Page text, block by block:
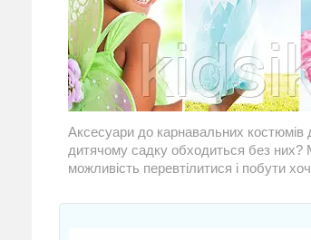
Аксесуари до карнавальних
дитячому садку обходиться без них?
можливість перевтілитися і побути